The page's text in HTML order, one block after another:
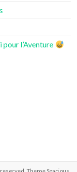
pour l’Aventure